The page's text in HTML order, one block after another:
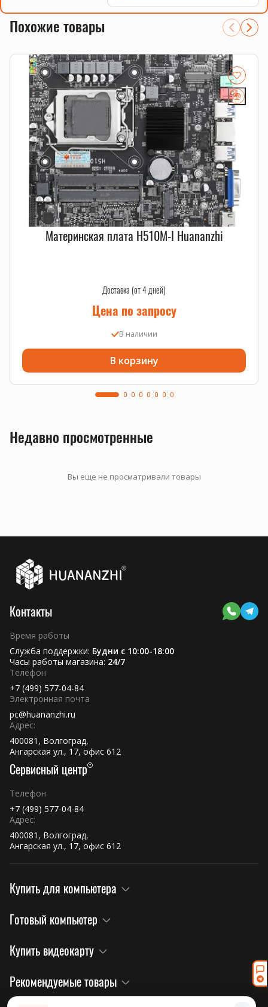
Похожие товары
Материнская плата H510M-I Huananzhi
Доставка (от 4 дней)
Цена по запросу
В наличии
В корзину
Недавно просмотренные
Вы еще не просматривали товары
Контакты
Время работы
Служба поддержки: Будни с 10:00-18:00
Часы работы магазина: 24/7
Телефон
+7 (499) 577-04-84
Электронная почта
pc@huananzhi.ru
Адрес:
400081, Волгоград,
Ангарская ул., 17, офис 612
Сервисный центр
Телефон
+7 (499) 577-04-84
Адрес:
400081, Волгоград,
Ангарская ул., 17, офис 612
Купить для компьютера
Готовый компьютер
Купить видеокарту
Рекомендуемые товары